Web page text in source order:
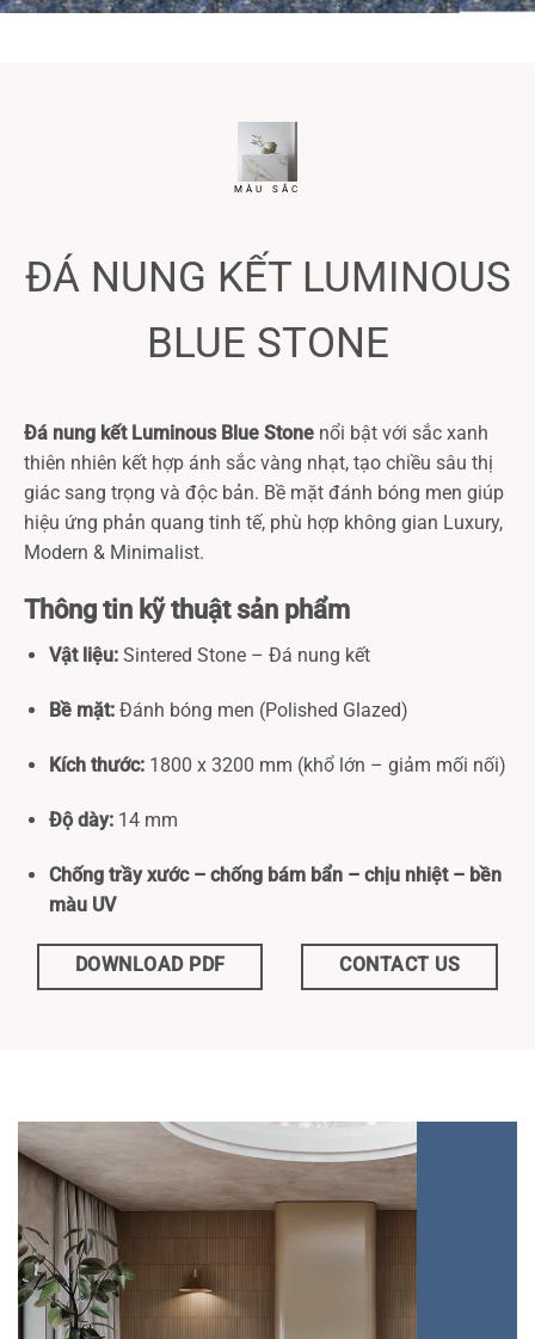
MÀU SẮC
ĐÁ NUNG KẾT LUMINOUS
BLUE STONE
Đá nung kết Luminous Blue Stone nổi bật với sắc xanh
thiên nhiên kết hợp ánh sắc vàng nhạt, tạo chiều sâu thị
giác sang trọng và độc bản. Bề mặt đánh bóng men giúp
hiệu ứng phản quang tinh tế, phù hợp không gian Luxury,
Modern & Minimalist.
Thông tin kỹ thuật sản phẩm
Vật liệu:Sintered Stone – Đá nung kết
Bề mặt:Đánh bóng men (Polished Glazed)
Kích thước:1800 x 3200 mm (khổ lớn – giảm mối nối)
Độ dày:14 mm
Chống trầy xước – chống bám bẩn – chịu nhiệt – bền
màu UV
DOWNLOAD PDF CONTACT US